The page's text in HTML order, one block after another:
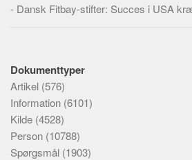
- Dansk Fitbay-stifter: Succes i USA
Dokumenttyper
Artikel (576)
Information (6101)
Kilde (4528)
Person (10788)
Spørgsmål (1903)